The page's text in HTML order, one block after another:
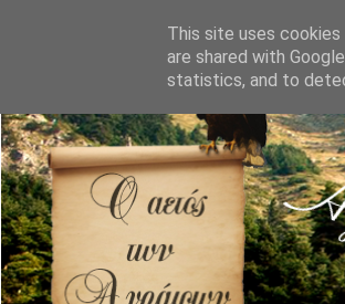
This site uses
are shared with
statistics, and to